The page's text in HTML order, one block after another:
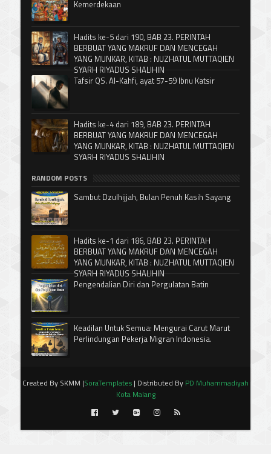
Kemerdekaan
Hadits ke-5 dari 190, BAB 23. PERINTAH
BERBUAT YANG MAKRUF DAN MENCEGAH
YANG MUNKAR, KITAB : NUZHATUL MUTTAQIEN
SYARH RIYADUS SHALIHIN
Tafsir QS. Al-Kahfi, ayat 57-59 Ibnu Katsir
Hadits ke-4 dari 189, BAB 23. PERINTAH
BERBUAT YANG MAKRUF DAN MENCEGAH
YANG MUNKAR, KITAB : NUZHATUL MUTTAQIEN
SYARH RIYADUS SHALIHIN
RANDOM POSTS
Sambut Dzulhijjah, Bulan Penuh Kasih Sayang
Hadits ke-1 dari 186, BAB 23. PERINTAH
BERBUAT YANG MAKRUF DAN MENCEGAH
YANG MUNKAR, KITAB : NUZHATUL MUTTAQIEN
SYARH RIYADUS SHALIHIN
Pengendalian Diri dan Pergulatan Batin
Keadilan Untuk Semua: Mengurai Carut Marut
Perlindungan Pekerja Migran Indonesia.
Created By SKMM |SoraTemplates | Distributed By PD Muhammadiyah
Kota Malang